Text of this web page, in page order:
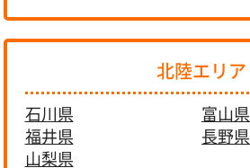
北陸エリア
石川県
富山県
福井県
長野県
山梨県